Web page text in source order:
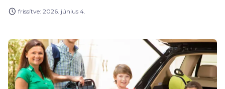
szerződések összege az egy évvel korábbihoz
frissítve: 2026. június 4.